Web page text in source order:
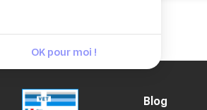
Blog
OK pour moi !